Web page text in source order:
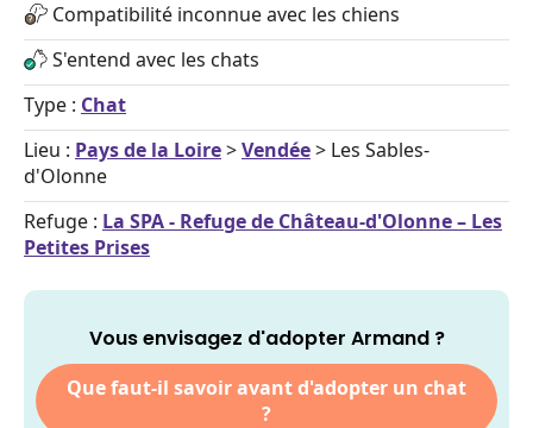
Compatibilité inconnue avec les chiens
S'entend avec les chats
Type : Chat
Lieu : Pays de la Loire>Vendée> Les Sables-
d'Olonne
Refuge : La SPA - Refuge de Château-d'Olonne – Les
Petites Prises
Vous envisagez d'adopter Armand ?
Que faut-il savoir avant d'adopter un chat
?